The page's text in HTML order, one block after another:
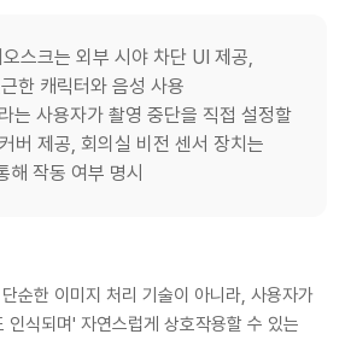
스크는 외부 시야 차단 UI 제공,
한 캐릭터와 음성 사용
는 사용자가 촬영 중단을 직접 설정할
버 제공, 회의실 비전 센서 장치는
해 작동 여부 명시
순한 이미지 처리 기술이 아니라, 사용자가
인식되며' 자연스럽게 상호작용할 수 있는